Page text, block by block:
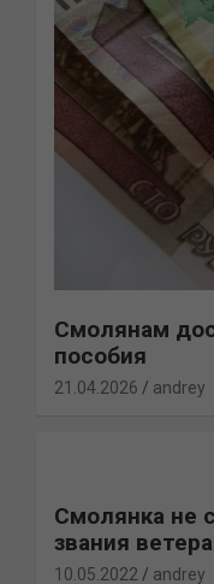
Смолянам
пособия
21.04.2026 andrey
Смолянка не
звания
10.05.2022 andrey